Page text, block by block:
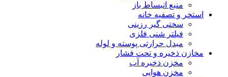
منبع انبساط باز
استخر و تصفیه خانه
سختی گیر رزینی
فیلتر شنی فلزی
مبدل حرارتی پوسته و لوله
مخازن ذخیره و تحت فشار
مخزن ذخیره آب
مخزن هوایی